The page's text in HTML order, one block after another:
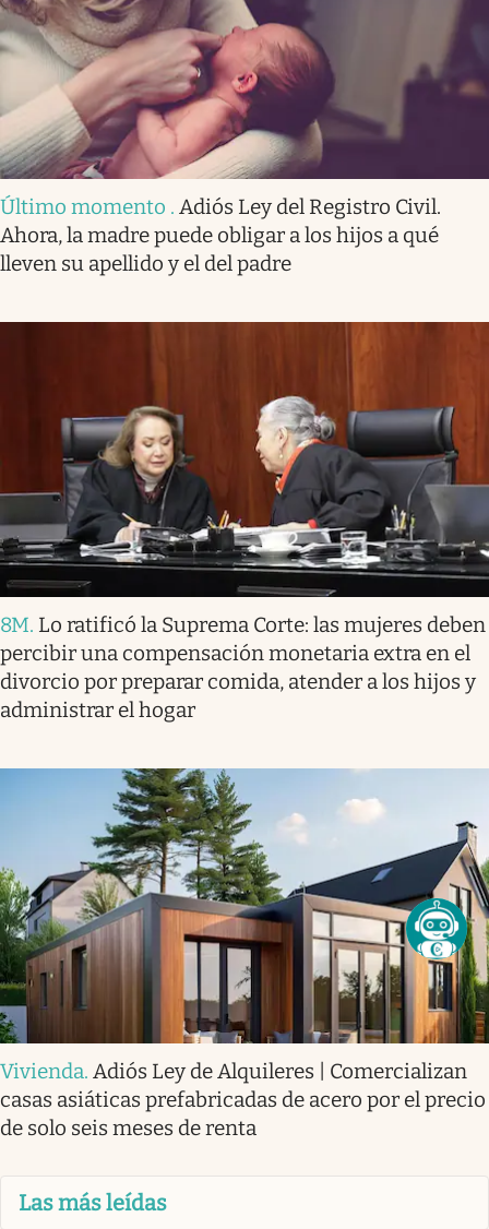
Último momento . Adiós Ley del Registro Civil.
Ahora, la madre puede obligar a los hijos a qué
lleven su apellido y el del padre
8M. Lo ratificó la Suprema Corte: las mujeres deben
percibir una compensación monetaria extra en el
divorcio por preparar comida, atender a los hijos y
administrar el hogar
Vivienda. Adiós Ley de Alquileres | Comercializan
casas asiáticas prefabricadas de acero por el precio
de solo seis meses de renta
Las más leídas